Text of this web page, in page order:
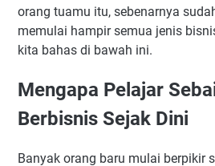
orang tuamu itu, sebenarnya
memulai hampir semua jenis
kita bahas di bawah ini.
Mengapa Pelajar
Berbisnis Sejak Dini
Banyak orang baru mulai berpikir